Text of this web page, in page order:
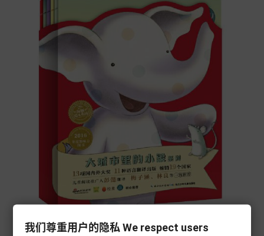
[现货] 海豚绘本花园：大城市里的小象系列（全5册）
我们尊重用户的隐私 We respect users